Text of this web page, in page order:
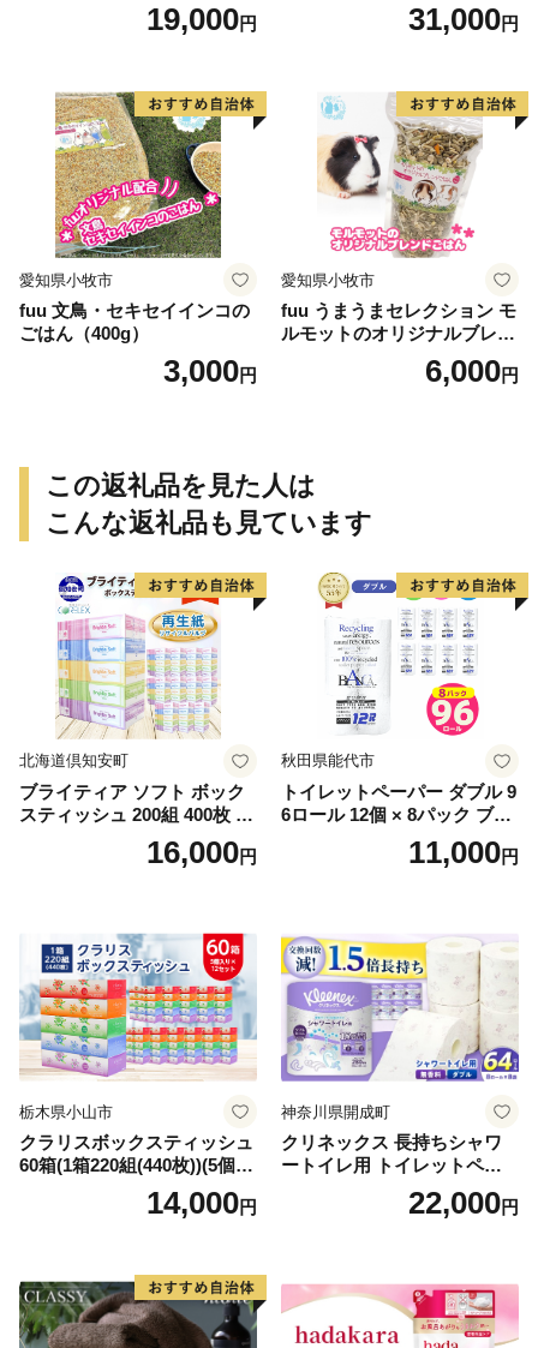
19,000円 31,000円
愛知県小牧市
fuu 文鳥・セキセイインコの
ごはん（400g）
3,000円
愛知県小牧市
fuu うまうまセレクション モ
ルモットのオリジナルブレン
6,000円
この返礼品を見た人は
こんな返礼品も見ています
北海道倶知安町
ブライティア ソフト ボック
スティッシュ 200組 400枚 60
箱 日本製 まとめ買い ティッ
シュ リサイクル 長持 防災 常
倶知安町 日用品
16,000円
秋田県能代市
トイレットペーパー ダブル 9
6ロール 12個 × 8パック ブラ
ンカ 再生紙 100％ 芯あり 日
用品 消耗品 無香料 生活用品
11,000円
栃木県小山市
クラリスボックスティッシュ
60箱(1箱220組(440枚))(5個入
り×12セット)【1256759】
14,000円
神奈川県開成町
クリネックス 長持ちシャワ
ートイレ用 トイレットペー
パー（ダブル）64ロール(8ロ
ール×8パック) 開成町 トイレ
蓄 防災 エコ 消耗品 生活雑貨
生活用品 無香料 トイレット
ペーパー ダブル といれっと
22,000円